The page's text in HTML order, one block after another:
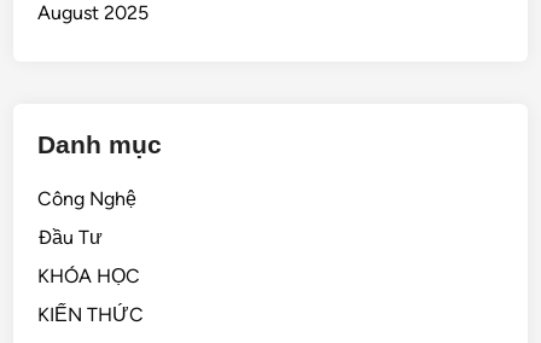
August 2025
Danh mục
Công Nghệ
Đầu Tư
KHÓA HỌC
KIẾN THỨC